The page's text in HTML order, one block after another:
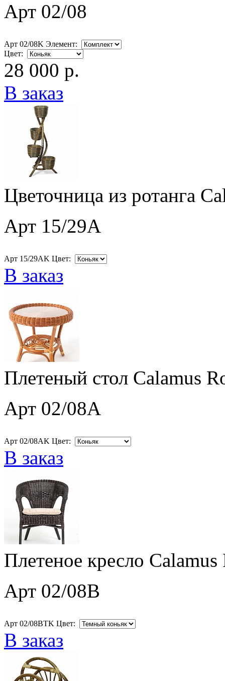
Арт 02/08
Арт 02/08K Элемент:
Цвет:
28 000 р.
В заказ
Цветочница из ротанга
Арт 15/29A
Арт 15/29AK Цвет:
В заказ
Плетеный стол Calamus
Арт 02/08A
Арт 02/08AK Цвет:
В заказ
Плетеное кресло
Арт 02/08B
Арт 02/08BTK Цвет:
В заказ